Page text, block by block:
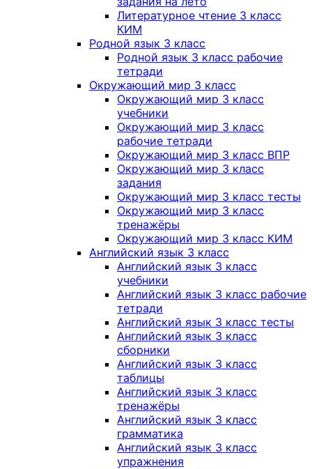
Литературное чтение 3 класс
КИМ
Родной язык 3 класс
Родной язык 3 класс рабочие
тетради
Окружающий мир 3 класс
Окружающий мир 3 класс
учебники
Окружающий мир 3 класс
рабочие тетради
Окружающий мир 3 класс ВПР
Окружающий мир 3 класс
задания
Окружающий мир 3 класс тесты
Окружающий мир 3 класс
тренажёры
Окружающий мир 3 класс КИМ
Английский язык 3 класс
Английский язык 3 класс
учебники
Английский язык 3 класс рабочие
тетради
Английский язык 3 класс тесты
Английский язык 3 класс
сборники
Английский язык 3 класс
таблицы
Английский язык 3 класс
тренажёры
Английский язык 3 класс
грамматика
Английский язык 3 класс
упражнения